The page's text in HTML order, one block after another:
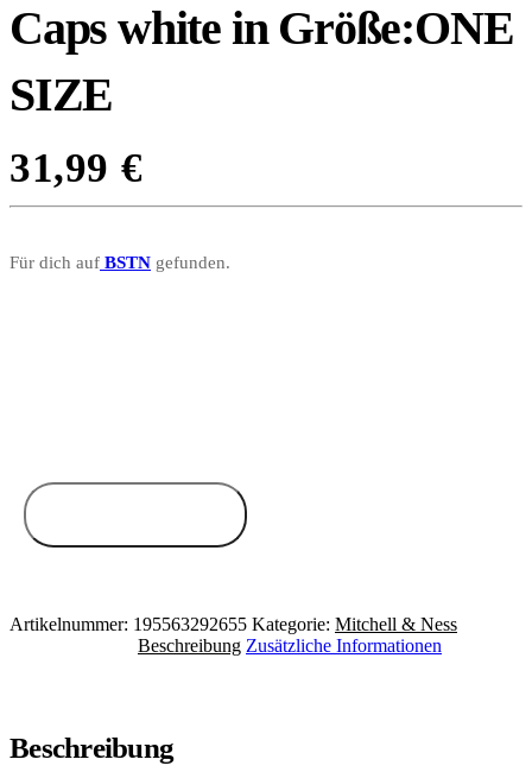
Caps white in Größe:ONE
SIZE
31,99 €
Für dich auf BSTN gefunden.
Artikelnummer: 195563292655 Kategorie: Mitchell & Ness
Beschreibung Zusätzliche Informationen
Beschreibung